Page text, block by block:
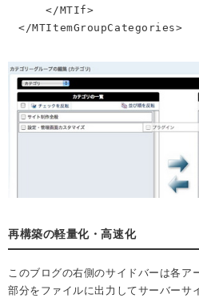
    </MTIf>
</MTItemGroupCategories>
再構築の軽量化・高速化
このブログの右側のサイドバーは各ア
部分をファイルに出力してサーバーサ